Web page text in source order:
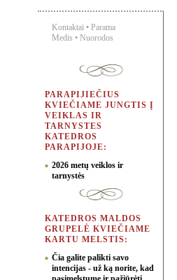
Kontaktai • Parama
Medis • Nuorodos
PARAPIJIEČIUS
KVIEČIAME JUNGTIS Į
VEIKLAS IR
TARNYSTES
KATEDROS
PARAPIJOJE:
2026 metų veiklos ir
tarnystės
KATEDROS MALDOS
GRUPELĖ KVIEČIAME
KARTU MELSTIS:
Čia galite palikti savo
intencijas - už ką norite, kad